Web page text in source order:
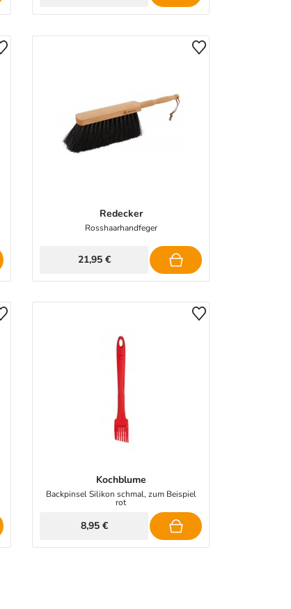
Redecker
Rosshaarhandfeger
21,95 €
Kochblume
Backpinsel Silikon schmal, zum Beispiel
rot
8,95 €